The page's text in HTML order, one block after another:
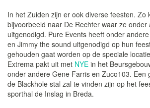
In het Zuiden zijn er ook diverse feesten. Zo
bijvoorbeeld naar De Rechter waar ze onder
uitgenodigd. Pure Events heeft onder
en Jimmy the sound uitgenodigd op hun
gehouden gaat worden op de speciale
Extrema pakt uit met NYE in het
onder andere Gene Farris en Zuco103. Een
de Blackhole stal zal te vinden zijn op het
sporthal de Inslag in Breda.